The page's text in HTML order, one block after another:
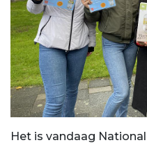
Het is vandaag